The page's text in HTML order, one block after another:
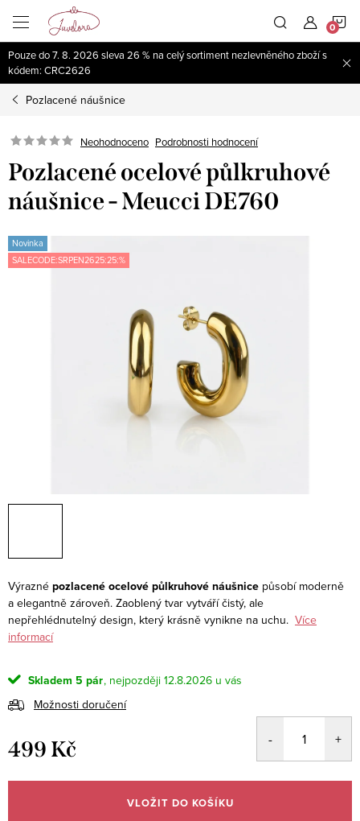
obsah
Pouze do 7. 8. 2026 sleva 26 % na celý sortiment nezlevněného zboží s
kódem: CRC2626
Pozlacené náušnice
Neohodnoceno Podrobnosti hodnocení
Pozlacené ocelové půlkruhové
náušnice - Meucci DE760
Novinka
SALECODE:SRPEN2625:25:%
Výrazné pozlacené ocelové půlkruhové náušnice působí moderně
a elegantně zároveň. Zaoblený tvar vytváří čistý, ale
nepřehlédnutelný design, který krásně vynikne na uchu. Více
informací
Skladem 5 pár
12.8.2026
Možnosti doručení
499 Kč
cena:
VLOŽIT DO KOŠÍKU